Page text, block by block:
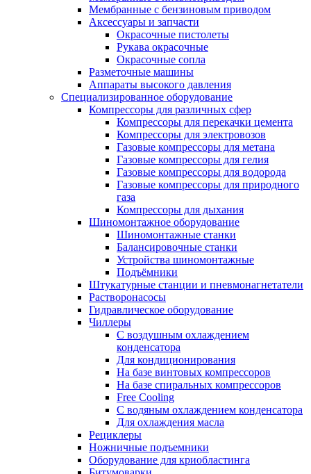
Мембранные с бензиновым приводом
Аксессуары и запчасти
Окрасочные пистолеты
Рукава окрасочные
Окрасочные сопла
Разметочные машины
Аппараты высокого давления
Специализированное оборудование
Компрессоры для различных сфер
Компрессоры для перекачки цемента
Компрессоры для электровозов
Газовые компрессоры для метана
Газовые компрессоры для гелия
Газовые компрессоры для водорода
Газовые компрессоры для природного
газа
Компрессоры для дыхания
Шиномонтажное оборудование
Шиномонтажные станки
Балансировочные станки
Устройства шиномонтажные
Подъёмники
Штукатурные станции и пневмонагнетатели
Растворонасосы
Гидравлическое оборудование
Чиллеры
С воздушным охлаждением
конденсатора
Для кондиционирования
На базе винтовых компрессоров
На базе спиральных компрессоров
Free Cooling
С водяным охлаждением конденсатора
Для охлаждения масла
Рециклеры
Ножничные подъемники
Оборудование для криобластинга